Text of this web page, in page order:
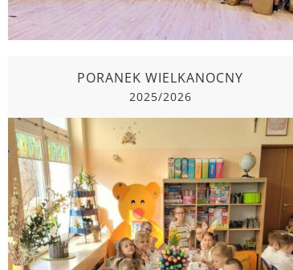
PORANEK WIELKANOCNY
2025/2026
PORANEK WIELKANOCNY